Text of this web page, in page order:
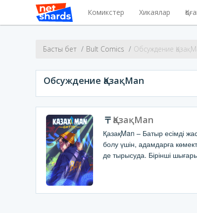
Комикстер Хикаялар
Басты бет Bult Comics Обсуждение
Обсуждение ҚазақMan
ҚазақMan
ҚазақMan – Батыр есімді
болу үшін, адамдарға
де тырысуда. Бірінші